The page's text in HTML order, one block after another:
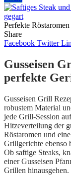
Perfekte
Share
Facebook Twitter
Gusseisen
perfekte
Gusseisen Grill
robustem Material
jede Grill-Session
Hitzeverteilung der
Röstaromen und
Grillgerichte ebenso
Ob saftige Steaks,
einer Gusseisen
Grillen hinausgehen.